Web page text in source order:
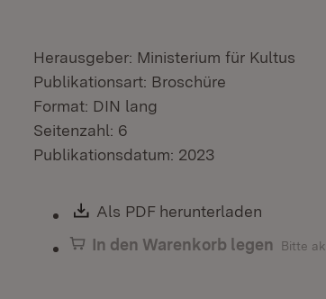
Herausgeber: Ministerium für Kultus
Publikationsart: Broschüre
Format: DIN lang
Seitenzahl: 6
Publikationsdatum: 2023
Download:
Als PDF herunterladen
In den Warenkorb legen
Bitte